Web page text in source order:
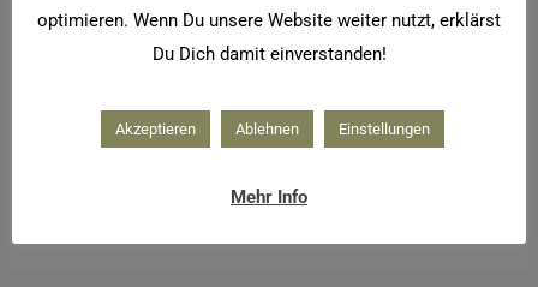
optimieren. Wenn Du unsere Website weiter nutzt, erklärst
Du Dich damit einverstanden!
Akzeptieren Ablehnen Einstellungen
Mehr Info